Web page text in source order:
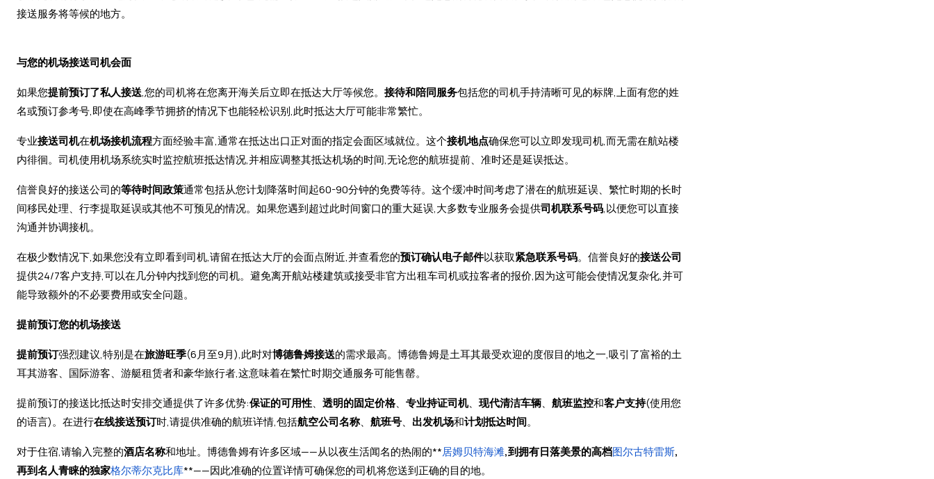
接送服务将等候的地方。
与您的机场接送司机会面
如果您提前预订了私人接送,您的司机将在您离开海关后立即在抵达大厅等候您。 接待和陪同服务包括您的司机手持清晰可见的标牌,上面有您的姓
名或预订参考号,即使在高峰季节拥挤的情况下也能轻松识别,此时抵达大厅可能非常繁忙。
专业接送司机在机场接机流程方面经验丰富,通常在抵达出口正对面的指定会面区域就位。这个接机地点确保您可以立即发现司机,而无需在航站楼
内徘徊。司机使用机场系统实时监控航班抵达情况,并相应调整其抵达机场的时间,无论您的航班提前、准时还是延误抵达。
信誉良好的接送公司的等待时间政策通常包括从您计划降落时间起60-90分钟的免费等待。这个缓冲时间考虑了潜在的航班延误、繁忙时期的长时
间移民处理、行李提取延误或其他不可预见的情况。如果您遇到超过此时间窗口的重大延误,大多数专业服务会提供司机联系号码,以便您可以直接
沟通并协调接机。
在极少数情况下,如果您没有立即看到司机,请留在抵达大厅的会面点附近,并查看您的预订确认电子邮件以获取紧急联系号码。信誉良好的接送公司
提供24/7客户支持,可以在几分钟内找到您的司机。避免离开航站楼建筑或接受非官方出租车司机或拉客者的报价,因为这可能会使情况复杂化,并可
能导致额外的不必要费用或安全问题。
提前预订您的机场接送
提前预订强烈建议,特别是在旅游旺季(6月至9月),此时对博德鲁姆接送的需求最高。博德鲁姆是土耳其最受欢迎的度假目的地之一,吸引了富裕的土
耳其游客、国际游客、游艇租赁者和豪华旅行者,这意味着在繁忙时期交通服务可能售罄。
提前预订的接送比抵达时安排交通提供了许多优势:保证的可用性、 透明的固定价格、 专业持证司机、 现代清洁车辆、 航班监控和客户支持(使用您
的语言)。在进行在线接送预订时,请提供准确的航班详情,包括航空公司名称、 航班号、 出发机场和计划抵达时间。
对于住宿,请输入完整的酒店名称和地址。博德鲁姆有许多区域——从以夜生活闻名的热闹的**居姆贝特海滩,到拥有日落美景的高档图尔古特雷斯,
再到名人青睐的独家格尔蒂尔克比库**——因此准确的位置详情可确保您的司机将您送到正确的目的地。